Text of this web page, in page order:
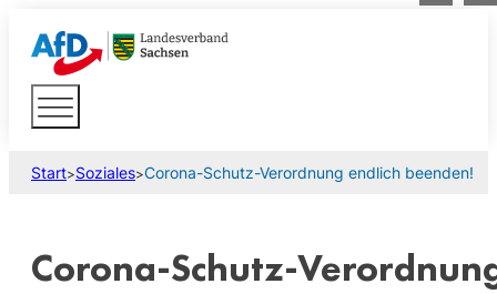
Start>Soziales>Corona-Schutz-Verordnung endlich beenden!
Corona-Schutz-